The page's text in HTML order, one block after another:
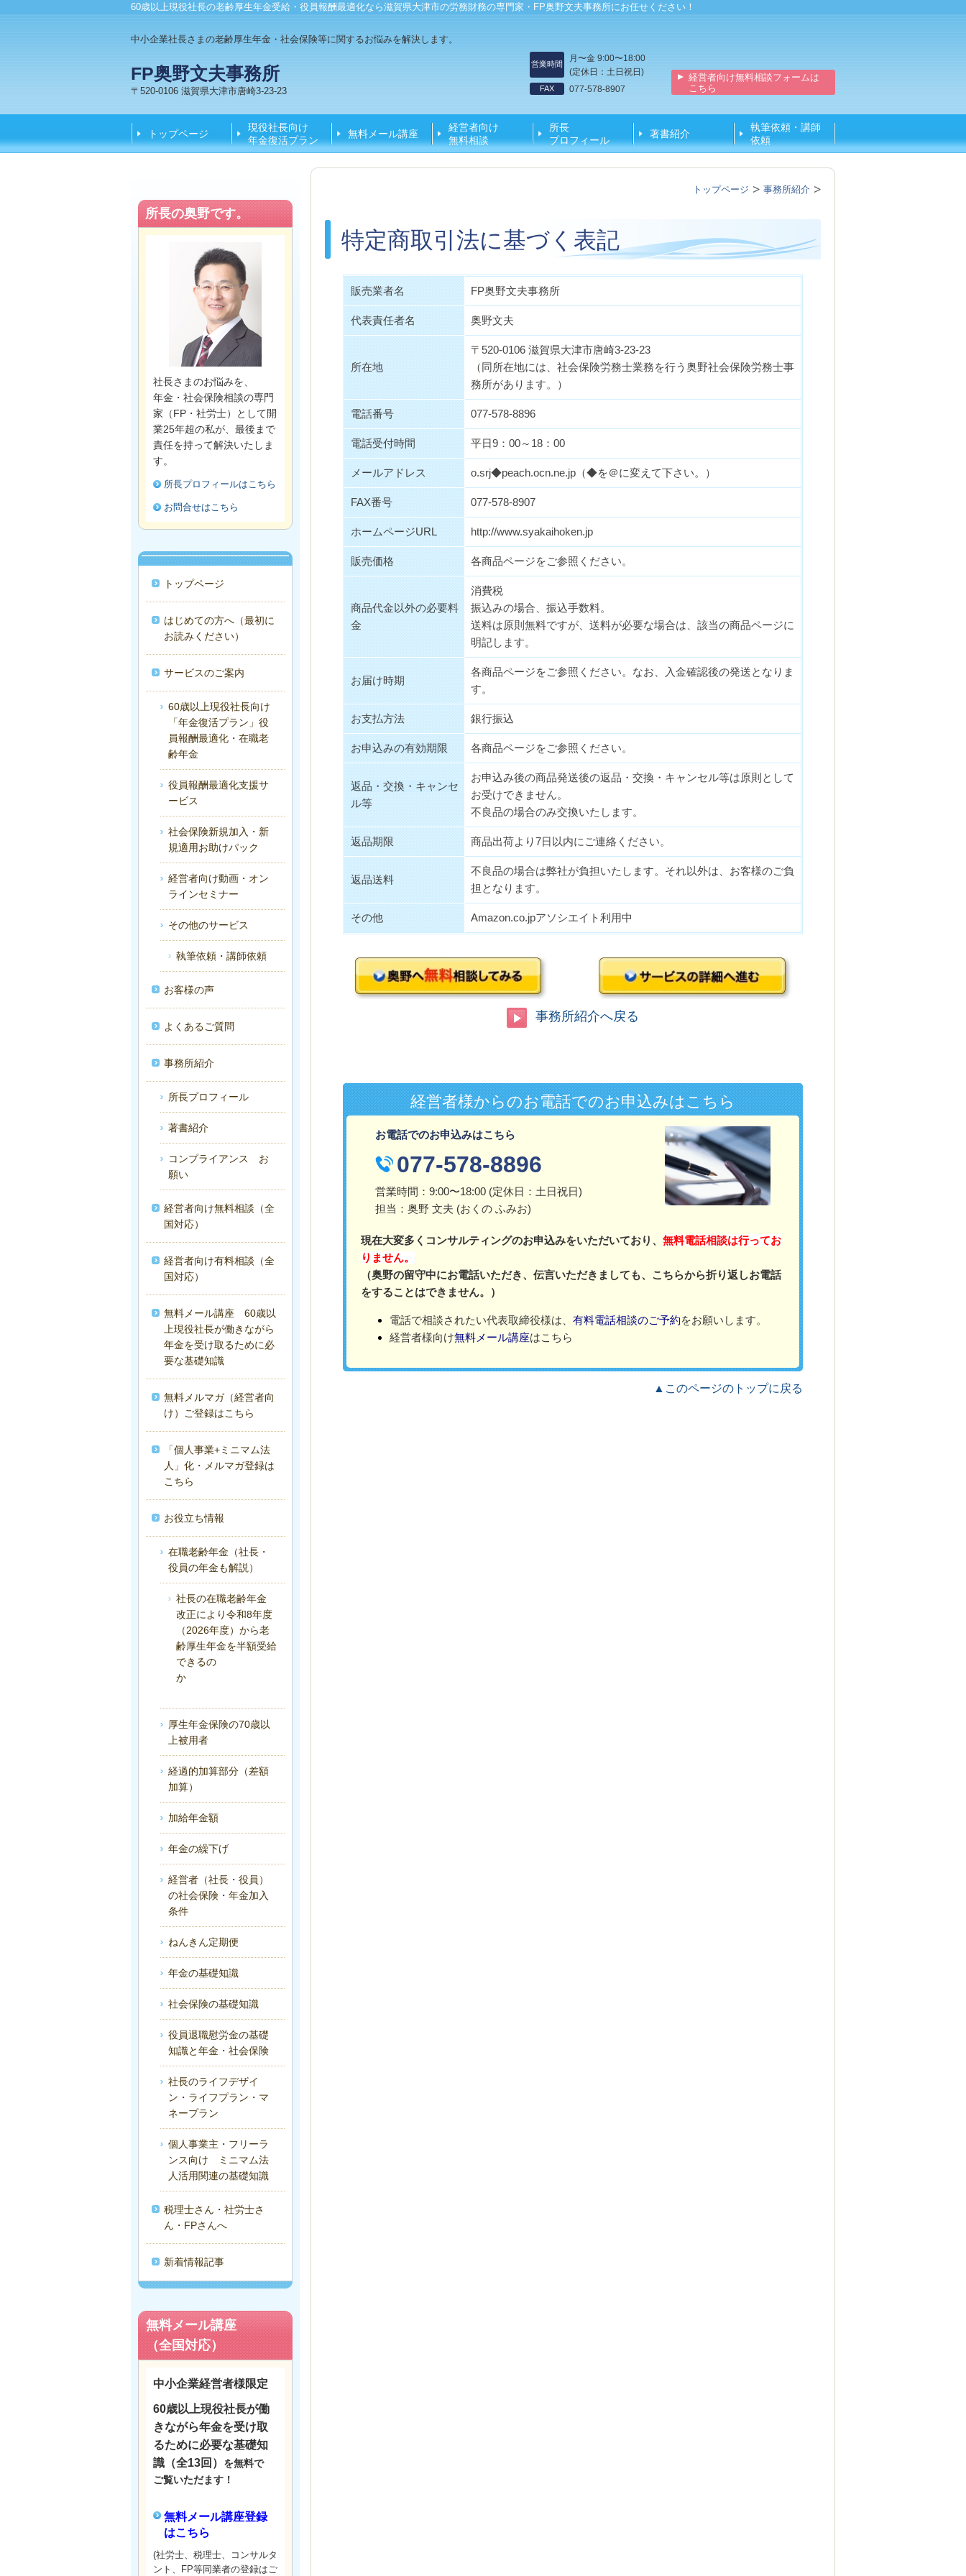
60歳以上現役社長の老齢厚生年金受給・役員報酬最適化なら滋賀県大津市の労務財務の専門家・FP奥野文夫事務所にお任せください！
中小企業社長さまの老齢厚生年金・社会保険等に関するお悩みを解決します。
FP奥野文夫事務所
〒520-0106 滋賀県大津市唐崎3-23-23
営業時間
月〜金 9:00〜18:00
(定休日：土日祝日)
FAX 077-578-8907
経営者向け無料相談フォームは
こちら
トップページ
現役社長向け
年金復活プラン
無料メール講座
経営者向け
無料相談
所長
プロフィール
著書紹介
執筆依頼・講師
依頼
トップページ 事務所紹介
特定商取引法に基づく表記
販売業者名 FP奥野文夫事務所
代表責任者名 奥野文夫
所在地
〒520-0106 滋賀県大津市唐崎3-23-23
（同所在地には、社会保険労務士業務を行う奥野社会保険労務士事
務所があります。）
電話番号 077-578-8896
電話受付時間 平日9：00～18：00
メールアドレス o.srj◆peach.ocn.ne.jp （◆を＠に変えて下さい。）
FAX番号 077-578-8907
ホームページURL http://www.syakaihoken.jp
販売価格 各商品ページをご参照ください。
商品代金以外の必要料
金
消費税
振込みの場合、振込手数料。
送料は原則無料ですが、送料が必要な場合は、該当の商品ページに
明記します。
お届け時期
各商品ページをご参照ください。なお、入金確認後の発送となりま
す。
お支払方法 銀行振込
お申込みの有効期限 各商品ページをご参照ください。
返品・交換・キャンセ
ル等
お申込み後の商品発送後の返品・交換・キャンセル等は原則として
お受けできません。
不良品の場合のみ交換いたします。
返品期限 商品出荷より7日以内にご連絡ください。
返品送料
不良品の場合は弊社が負担いたします。それ以外は、お客様のご負
担となります。
その他 Amazon.co.jpアソシエイト利用中
事務所紹介へ戻る
経営者様からのお電話でのお申込みはこちら
お電話でのお申込みはこちら
077-578-8896
営業時間：9:00〜18:00 (定休日：土日祝日)
担当：奥野 文夫 (おくの ふみお)
現在大変多くコンサルティングのお申込みをいただいており、 無料電話相談は行ってお
りません。
（奥野の留守中にお電話いただき、伝言いただきましても、こちらから折り返しお電話
をすることはできません。）
電話で相談されたい代表取締役様は、 有料電話相談のご予約をお願いします。
経営者様向け無料メール講座はこちら
▲このページのトップに戻る
所長の奥野です。
社長さまのお悩みを、
年金・社会保険相談の専門
家（FP・社労士）として開
業25年超の私が、最後まで
責任を持って解決いたしま
す。
所長プロフィールはこちら
お問合せはこちら
トップページ
はじめての方へ（最初に
お読みください）
サービスのご案内
60歳以上現役社長向け
「年金復活プラン」役
員報酬最適化・在職老
齢年金
役員報酬最適化支援サ
ービス
社会保険新規加入・新
規適用お助けパック
経営者向け動画・オン
ラインセミナー
その他のサービス
執筆依頼・講師依頼
お客様の声
よくあるご質問
事務所紹介
所長プロフィール
著書紹介
コンプライアンス お
願い
経営者向け無料相談（全
国対応）
経営者向け有料相談（全
国対応）
無料メール講座 60歳以
上現役社長が働きながら
年金を受け取るために必
要な基礎知識
無料メルマガ（経営者向
け）ご登録はこちら
「個人事業+ミニマム法
人」化・メルマガ登録は
こちら
お役立ち情報
在職老齢年金（社長・
役員の年金も解説）
社長の在職老齢年金
改正により令和8年度
（2026年度）から老
齢厚生年金を半額受給
できるの
か
厚生年金保険の70歳以
上被用者
経過的加算部分（差額
加算）
加給年金額
年金の繰下げ
経営者（社長・役員）
の社会保険・年金加入
条件
ねんきん定期便
年金の基礎知識
社会保険の基礎知識
役員退職慰労金の基礎
知識と年金・社会保険
社長のライフデザイ
ン・ライフプラン・マ
ネープラン
個人事業主・フリーラ
ンス向け ミニマム法
人活用関連の基礎知識
税理士さん・社労士さ
ん・FPさんへ
新着情報記事
無料メール講座
（全国対応）
中小企業経営者様限定
60歳以上現役社長が働
きながら年金を受け取
るために必要な基礎知
識（全13回） を無料で
ご覧いただます！
無料メール講座登録
はこちら
(社労士、税理士、コンサルタ
ント、FP等同業者の登録はご